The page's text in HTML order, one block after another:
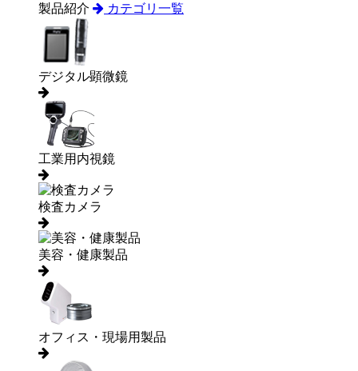
製品紹介 カテゴリ一覧
デジタル顕微鏡
工業用内視鏡
検査カメラ
美容・健康製品
オフィス・現場用製品